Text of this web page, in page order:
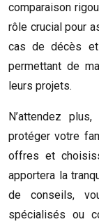
comparaison
rôle crucial pour
cas de décès
permettant de
leurs projets.
N’attendez
protéger votre
offres et
apportera la
de conseils,
spécialisés ou